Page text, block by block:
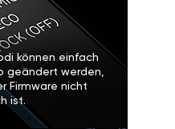
können einfach
geändert werden,
Firmware nicht
ist.